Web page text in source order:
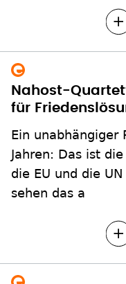
Nahost-
für
Ein unabhängiger
Jahren: Das ist
die EU und die
sehen das a